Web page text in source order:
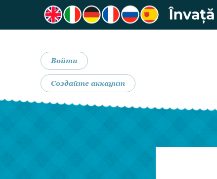
Войти
Создайте аккаунт